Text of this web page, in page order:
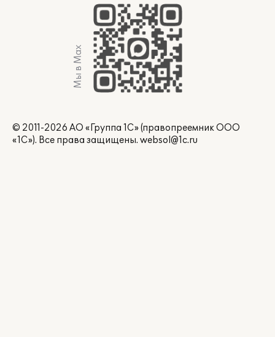
Мы в Max
© 2011-2026 АО «Группа 1С» (правопреемник ООО
«1С»). Все права защищены. websol@1c.ru